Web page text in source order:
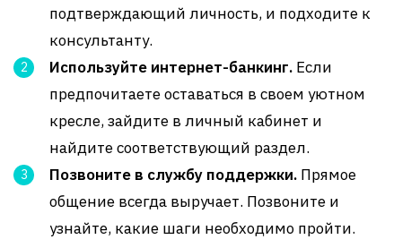
подтверждающий личность, и подходите к
консультанту.
Используйте интернет-банкинг. Если
предпочитаете оставаться в своем уютном
кресле, зайдите в личный кабинет и
найдите соответствующий раздел.
Позвоните в службу поддержки. Прямое
общение всегда выручает. Позвоните и
узнайте, какие шаги необходимо пройти.